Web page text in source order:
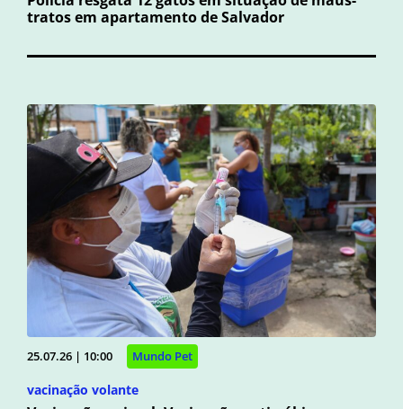
tratos em apartamento de Salvador
25.07.26 | 10:00 Mundo Pet
vacinação volante